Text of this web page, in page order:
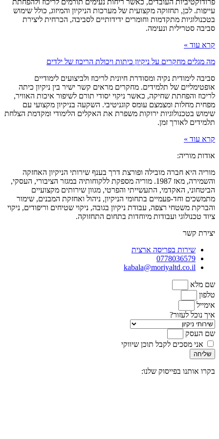
פרודוקטיביות העובדים, כאשר ריחות נעימים תורמים לריכוז ולהפחתת
עייפות. לכן, תחזוקה מקצועית של מערכות הניקיון והמיזוג, כולל שימוש
בטכנולוגיות מתקדמות וחומרים ידידותיים לסביבה, הכרחית ליצירת
סביבה סטרילית ונעימה.
קרא עוד »
מה מגלים מחקרים על ניקיון כיתות ויכולת הריכוז של ילדים
סביבה לימודית נקיה ומסודרת חיונית לריכוז ולביצועים לימודיים
אופטימליים של תלמידים. מחקרים מראים קשר ישיר בין ניקיון כיתה
לריכוז והפחתת שחיקה, כאשר ניקוי יסודי תורם לשיפור איכות האוויר,
מפחית מחלות ומצמצם עומס קוגניטיבי. השקעה בניקיון מקצועי עם
שימוש בטכנולוגיות ירוקות משפרת את האקלים הלימודי ומקדמת הצלחת
תלמידים לאורך זמן.
קרא עוד »
אודות מוריה:
מוריה היא חברה מובילה ופורצת דרך בענף שירותי הניקיון האחזקה
והשמירה, מאז 1987. מוריה מספקת ללקוחותיה במגזר הציבורי, העסקי,
הביטחוני, האקדמי, התעשייתי והפרטי, מגוון שירותים מקצועיים
מתמשכים וחד-פעמיים בתחומי הניקיון, ניהול ואחזקת המבנים, שימור
והברקת משטחי רצפה, עבודת ניקיון בגובה, ניקוי שטיחים וריפודים, ניקוי
ציוד טכנולוגי ועבודות מיוחדות בתחום התחזוקה.
יצירת קשר
שירות בפריסה ארצית
0778036579
kabala@moriyaltd.co.il
שם מלא
טלפון
אימייל
איך נוכל לעזור?
שם העסק
אני מסכים לקבל תוכן שיווקי
שליחה
בקרו אותנו בפייסוק שלנו: